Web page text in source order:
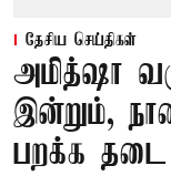
தேசிய செய்திகள்
அமித்ஷா
இன்றும்,
பறக்க தடை